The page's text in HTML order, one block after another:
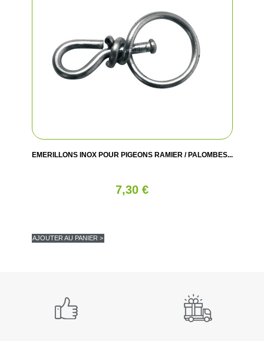
EMERILLONS INOX POUR PIGEONS RAMIER / PALOMBES...
7,30 €
AJOUTER AU PANIER >